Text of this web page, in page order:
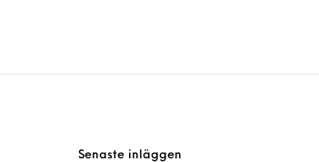
Senaste inläggen